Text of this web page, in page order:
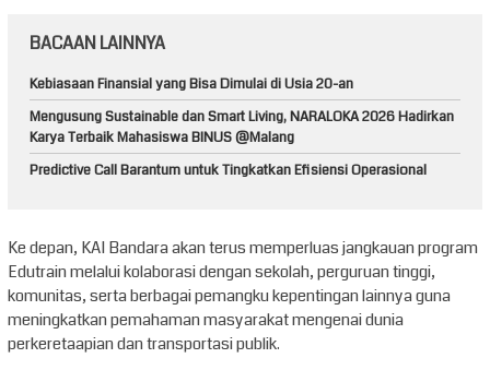
BACAAN LAINNYA
Kebiasaan Finansial yang Bisa Dimulai di Usia 20-an
Mengusung Sustainable dan Smart Living, NARALOKA 2026 Hadirkan
Karya Terbaik Mahasiswa BINUS @Malang
Predictive Call Barantum untuk Tingkatkan Efisiensi Operasional
Ke depan, KAI Bandara akan terus memperluas jangkauan program
Edutrain melalui kolaborasi dengan sekolah, perguruan tinggi,
komunitas, serta berbagai pemangku kepentingan lainnya guna
meningkatkan pemahaman masyarakat mengenai dunia
perkeretaapian dan transportasi publik.